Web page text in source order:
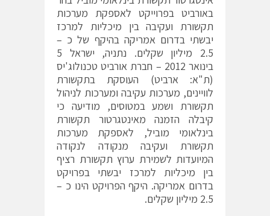
באורביט בפרוייקט לאספקת מערכות
תקשורת ועקיבה בין מיכליות למרכז
יבשתי בדרום אמריקה בהיקף של כ –
2.5 מיליון שקלים. נתניה, ישראל 5
בינואר 2012 – חברת אורביט טכנולוג'יס
(ת"א: ארביט) העוסקת בתקשורת
לוויינים, מערכות עקיבה ומערכות לניהול
תקשורת ושמע במטוסים, מודיעה כי
קיבלה הזמנה מאינטגרטור תקשורת
בינלאומי מוביל, לאספקת מערכות
תקשורת ועקיבה מנקודה לנקודה
המיועדות לשמירת ערוץ תקשורת רציף
בין מיכליות למרכז יבשתי בפרויקט
בדרום אמריקה. היקף הפרויקט הינו כ –
2.5 מיליון שקלים.